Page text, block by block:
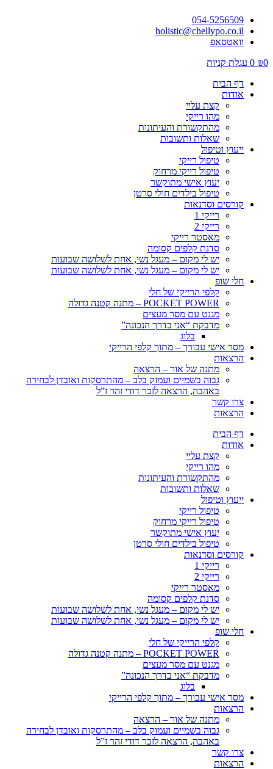
054-5256509
holistic@chellypo.co.il
וואטסאפ
₪0
0 עגלת קניות
דף הבית
אודות
קצת עליי
מהו רייקי
מהתקשורת והעיתונות
שאלות ותשובות
ייעוץ וטיפול
טיפול רייקי
טיפול רייקי מרחוק
יעוץ אישי מתוקשר
טיפול בילדים חולי סרטן
קורסים וסדנאות
רייקי 1
רייקי 2
מאסטר רייקי
סדנת קלפים קסומה
יש לי מקום – מעגל נשי, אחת לשלושה שבועות
יש לי מקום – מעגל נשי, אחת לשלושה שבועות
חלי שופ
קלפי הרייקי של חלי
POCKET POWER – מתנה קטנה גדולה
מגנט עם מסר מעצים
מדבקת “אני בדרך הנכונה”
בלוג
מסר אישי עבורך – מתוך קלפי הרייקי
הרצאות
מתנה של אור – הרצאה
גבוה בשמיים ועמוק בלב – מהתרסקות ואובדן לבחירה
באהבה, הרצאה לזכר דודי זהר ז”ל
צרו קשר
הרצאות
דף הבית
אודות
קצת עליי
מהו רייקי
מהתקשורת והעיתונות
שאלות ותשובות
ייעוץ וטיפול
טיפול רייקי
טיפול רייקי מרחוק
יעוץ אישי מתוקשר
טיפול בילדים חולי סרטן
קורסים וסדנאות
רייקי 1
רייקי 2
מאסטר רייקי
סדנת קלפים קסומה
יש לי מקום – מעגל נשי, אחת לשלושה שבועות
יש לי מקום – מעגל נשי, אחת לשלושה שבועות
חלי שופ
קלפי הרייקי של חלי
POCKET POWER – מתנה קטנה גדולה
מגנט עם מסר מעצים
מדבקת “אני בדרך הנכונה”
בלוג
מסר אישי עבורך – מתוך קלפי הרייקי
הרצאות
מתנה של אור – הרצאה
גבוה בשמיים ועמוק בלב – מהתרסקות ואובדן לבחירה
באהבה, הרצאה לזכר דודי זהר ז”ל
צרו קשר
הרצאות